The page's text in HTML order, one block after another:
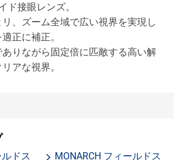
ド接眼レンズ。
、ズーム全域で広い視界を実現し
正に補正。
りながら固定倍に匹敵する高い解
アな視界。
ドス
MONARCH フィールドス